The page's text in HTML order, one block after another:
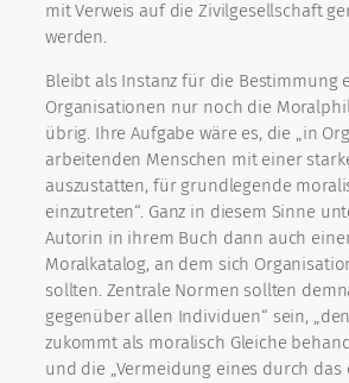
mit Verweis auf die Zivilgesellschaft
werden.
Bleibt als Instanz für die Bestimmung
Organisationen nur noch die
übrig. Ihre Aufgabe wäre es, die „in
arbeitenden Menschen mit einer
auszustatten, für grundlegende
einzutreten“. Ganz in diesem Sinne
Autorin in ihrem Buch dann auch
Moralkatalog, an dem sich
sollten. Zentrale Normen sollten
gegenüber allen Individuen“ sein,
zukommt als moralisch Gleiche
und die „Vermeidung eines durch das